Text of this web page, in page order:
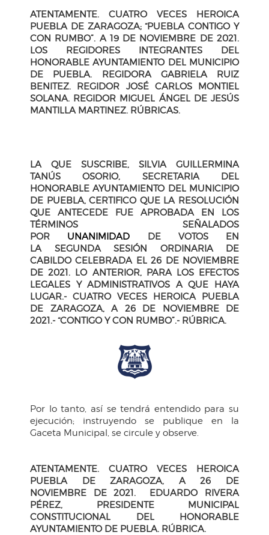
ATENTAMENTE. CUATRO VECES HEROICA
PUEBLA DE ZARAGOZA; “PUEBLA CONTIGO Y
CON RUMBO”. A 19 DE NOVIEMBRE DE 2021.
LOS REGIDORES INTEGRANTES DEL
HONORABLE AYUNTAMIENTO DEL MUNICIPIO
DE PUEBLA. REGIDORA GABRIELA RUIZ
BENITEZ. REGIDOR JOSÉ CARLOS MONTIEL
SOLANA. REGIDOR MIGUEL ÁNGEL DE JESÚS
MANTILLA MARTINEZ. RÚBRICAS.
LA QUE SUSCRIBE, SILVIA GUILLERMINA
TANÚS OSORIO, SECRETARIA DEL
HONORABLE AYUNTAMIENTO DEL MUNICIPIO
DE PUEBLA, CERTIFICO QUE LA RESOLUCIÓN
QUE ANTECEDE FUE APROBADA EN LOS
TÉRMINOS SEÑALADOS
POR UNANIMIDAD DE VOTOS EN
LA SEGUNDA SESIÓN ORDINARIA DE
CABILDO CELEBRADA EL 26 DE NOVIEMBRE
DE 2021. LO ANTERIOR, PARA LOS EFECTOS
LEGALES Y ADMINISTRATIVOS A QUE HAYA
LUGAR.- CUATRO VECES HEROICA PUEBLA
DE ZARAGOZA, A 26 DE NOVIEMBRE DE
2021.- “CONTIGO Y CON RUMBO”.- RÚBRICA.
Por lo tanto, así se tendrá entendido para su
ejecución; instruyendo se publique en la
Gaceta Municipal, se circule y observe.
ATENTAMENTE. CUATRO VECES HEROICA
PUEBLA DE ZARAGOZA, A 26 DE
NOVIEMBRE DE 2021. EDUARDO RIVERA
PÉREZ, PRESIDENTE MUNICIPAL
CONSTITUCIONAL DEL HONORABLE
AYUNTAMIENTO DE PUEBLA. RÚBRICA.